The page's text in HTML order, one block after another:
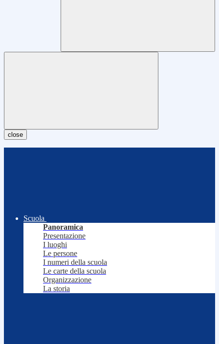
close
Scuola
Panoramica
Presentazione
I luoghi
Le persone
I numeri della scuola
Le carte della scuola
Organizzazione
La storia